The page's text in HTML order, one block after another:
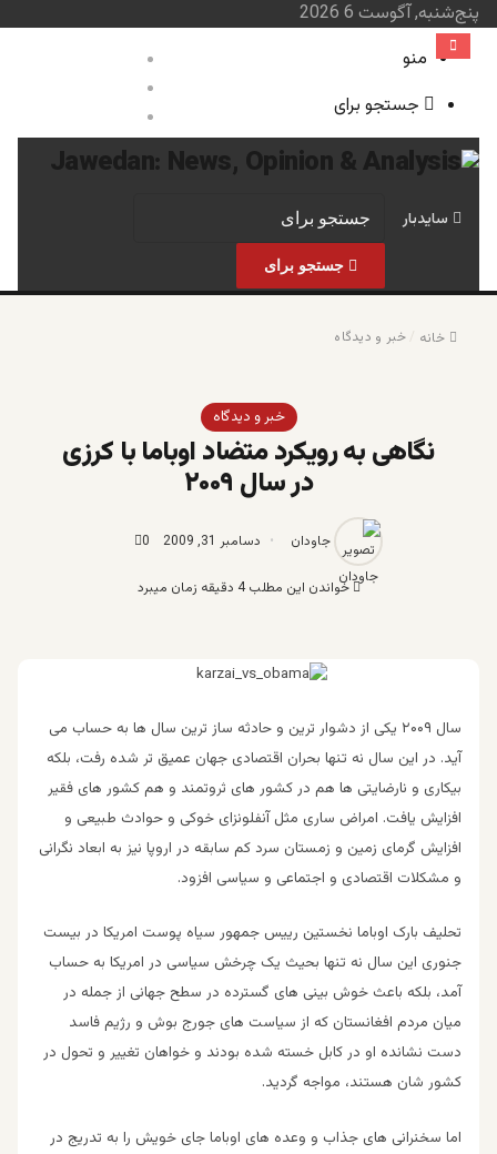
پنج‌شنبه, آگوست 6 2026
منو
جستجو برای
صفحه نخست
سایدبار
جستجو برای
خانه خبر و دیدگاه
خبر و دیدگاه
نگاهی به رویکرد متضاد اوباما با کرزی
در سال ۲۰۰۹
جاودان دسامبر 31, 2009 0
خواندن این مطلب 4 دقیقه زمان میبرد
سال ۲۰۰۹ یکی از دشوار ترین‌ و حادثه ساز ترین سال ها به حساب می
آید. در اين سال نه تنها بحران اقتصادی جهان عمیق تر شده رفت، بلکه
بیکاری و نارضایتی ها هم در کشور های ثروتمند و هم کشور های فقیر
افزایش یافت. امراض ساری مثل آنفلونزای خوکی و حوادث طبیعی و
افزایش گرمای زمین و زمستان سرد کم سابقه در اروپا نیز به ابعاد نگرانی
و مشکلات اقتصادی و اجتماعی و سیاسی افزود.
تحلیف بارک اوباما نخستین رییس جمهور سیاه پوست امریکا در بیست
جنوری این سال نه تنها بحیث یک چرخش سیاسی در امریکا به حساب
آمد، بلکه باعث خوش بینی های گسترده در سطح جهانی از جمله در
میان مردم افغانستان که از سیاست های جورج بوش و رژیم فاسد
دست نشانده او در کابل خسته شده بودند و خواهان تغییر و تحول در
کشور شان هستند، مواجه گردید.
اما سخنرانی های جذاب و وعده های اوباما جای خویش را به تدریج در